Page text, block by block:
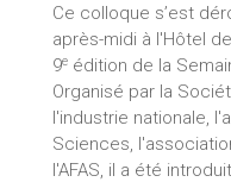
Ce colloque s’est
après-midi à l'Hôtel
9eédition de la
Organisé par la
l'industrie nationale,
Sciences,
l'AFAS, il a été